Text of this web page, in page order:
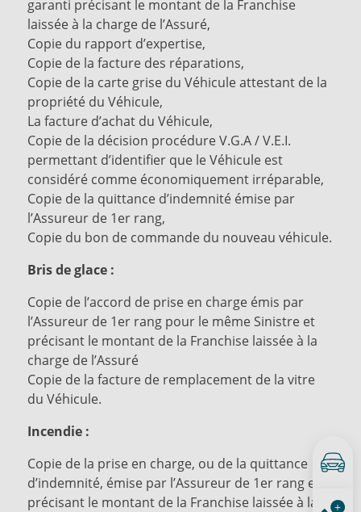
garanti précisant le montant de la Franchise
laissée à la charge de l’Assuré,
Copie du rapport d’expertise,
Copie de la facture des réparations,
Copie de la carte grise du Véhicule attestant de la
propriété du Véhicule,
La facture d’achat du Véhicule,
Copie de la décision procédure V.G.A / V.E.I.
permettant d’identifier que le Véhicule est
considéré comme économiquement irréparable,
Copie de la quittance d’indemnité émise par
l’Assureur de 1er rang,
Copie du bon de commande du nouveau véhicule.
Bris de glace :
Copie de l’accord de prise en charge émis par
l’Assureur de 1er rang pour le même Sinistre et
précisant le montant de la Franchise laissée à la
charge de l’Assuré
Copie de la facture de remplacement de la vitre
du Véhicule.
Incendie :
Copie de la prise en charge, ou de la quittance
d’indemnité, émise par l’Assureur de 1er rang et
précisant le montant de la Franchise laissée à la